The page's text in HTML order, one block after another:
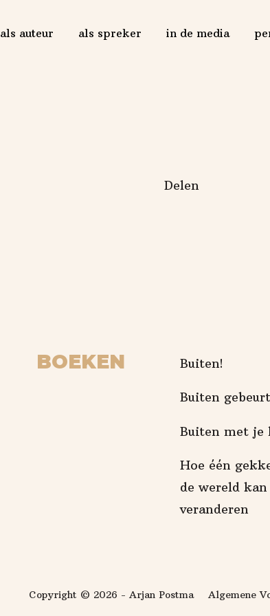
als auteur als spreker in de media
Delen
BOEKEN Buiten!
Buiten
Buiten met je
Hoe één
de wereld kan
veranderen
Copyright © 2026 - Arjan Postma Algemene